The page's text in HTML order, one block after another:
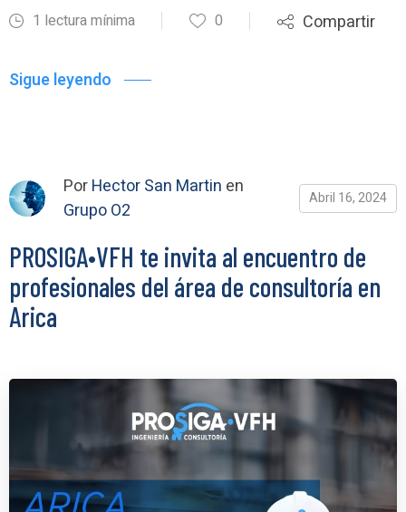
1 lectura mínima 0 Compartir
Sigue leyendo
PorHector San Martin en
Grupo O2
Abril 16, 2024
PROSIGA•VFH te invita al encuentro de
profesionales del área de consultoría en
Arica